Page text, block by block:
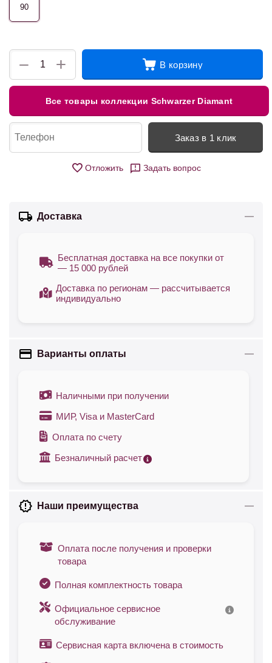
90
+
− В корзину
Все товары коллекции Schwarzer Diamant
Заказ в 1 клик
Отложить Задать вопрос
Доставка
Бесплатная доставка на все покупки от
— 15 000 рублей
Доставка по регионам — рассчитывается
индивидуально
Варианты оплаты
Наличными при получении
МИР, Visa и MasterCard
Оплата по счету
Безналичный расчет
Наши преимущества
Оплата после получения и проверки
товара
Полная комплектность товара
Официальное сервисное
обслуживание
Сервисная карта включена в стоимость